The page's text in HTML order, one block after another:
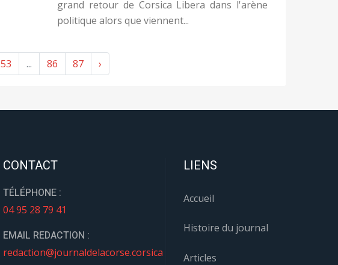
grand retour de Corsica Libera dans l'arène
politique alors que viennent...
53 ... 86 87 ›
CONTACT
TÉLÉPHONE :
04 95 28 79 41
EMAIL REDACTION :
redaction@journaldelacorse.corsica
LIENS
Accueil
Histoire du journal
Articles